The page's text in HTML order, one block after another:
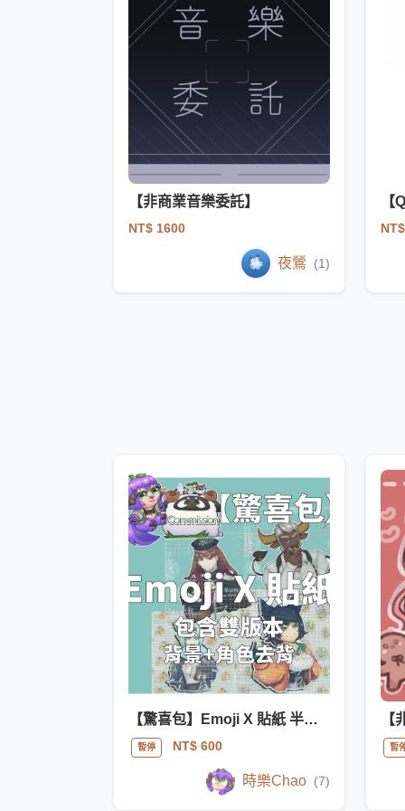
【非商業音樂委託】
NT$ 1600
夜鶯 (1)
【
【驚喜包】Emoji X 貼紙 半身正比
暫停 NT$ 600
時樂Chao (7)
暫